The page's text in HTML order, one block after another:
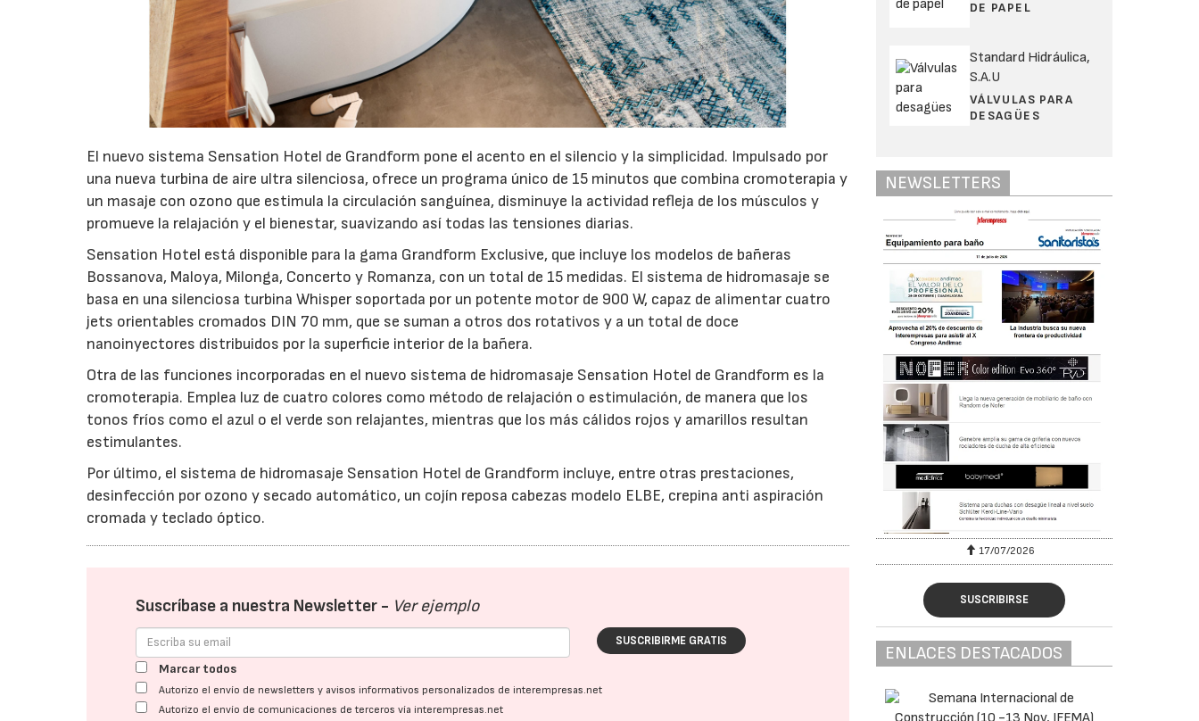
El nuevo sistema Sensation Hotel de Grandform pone el acento en el silencio y la simplicidad. Impulsado por
una nueva turbina de aire ultra silenciosa, ofrece un programa único de 15 minutos que combina cromoterapia y
un masaje con ozono que estimula la circulación sanguínea, disminuye la actividad refleja de los músculos y
promueve la relajación y el bienestar, suavizando así todas las tensiones diarias.
Sensation Hotel está disponible para la gama Grandform Exclusive, que incluye los modelos de bañeras
Bossanova, Maloya, Milonga, Concerto y Romanza, con un total de 15 medidas. El sistema de hidromasaje se
basa en una silenciosa turbina Whisper soportada por un potente motor de 900 W, capaz de alimentar cuatro
jets orientables cromados DIN 70 mm, que se suman a otros dos rotativos y a un total de doce
nanoinyectores distribuidos por la superficie interior de la bañera.
Otra de las funciones incorporadas en el nuevo sistema de hidromasaje Sensation Hotel de Grandform es la
cromoterapia. Emplea luz de cuatro colores como método de relajación o estimulación, de manera que los
tonos fríos como el azul o el verde son relajantes, mientras que los más cálidos rojos y amarillos resultan
estimulantes.
Por último, el sistema de hidromasaje Sensation Hotel de Grandform incluye, entre otras prestaciones,
desinfección por ozono y secado automático, un cojín reposa cabezas modelo ELBE, crepina anti aspiración
cromada y teclado óptico.
Suscríbase a nuestra Newsletter - Ver ejemplo
SUSCRIBIRME GRATIS
Marcar todos
Autorizo el envío de newsletters y avisos informativos personalizados de interempresas.net
Autorizo el envío de comunicaciones de terceros vía interempresas.net
DE PAPEL
Standard Hidráulica,
S.A.U
VÁLVULAS PARA
DESAGÜES
NEWSLETTERS
17/07/2026
SUSCRIBIRSE
ENLACES DESTACADOS